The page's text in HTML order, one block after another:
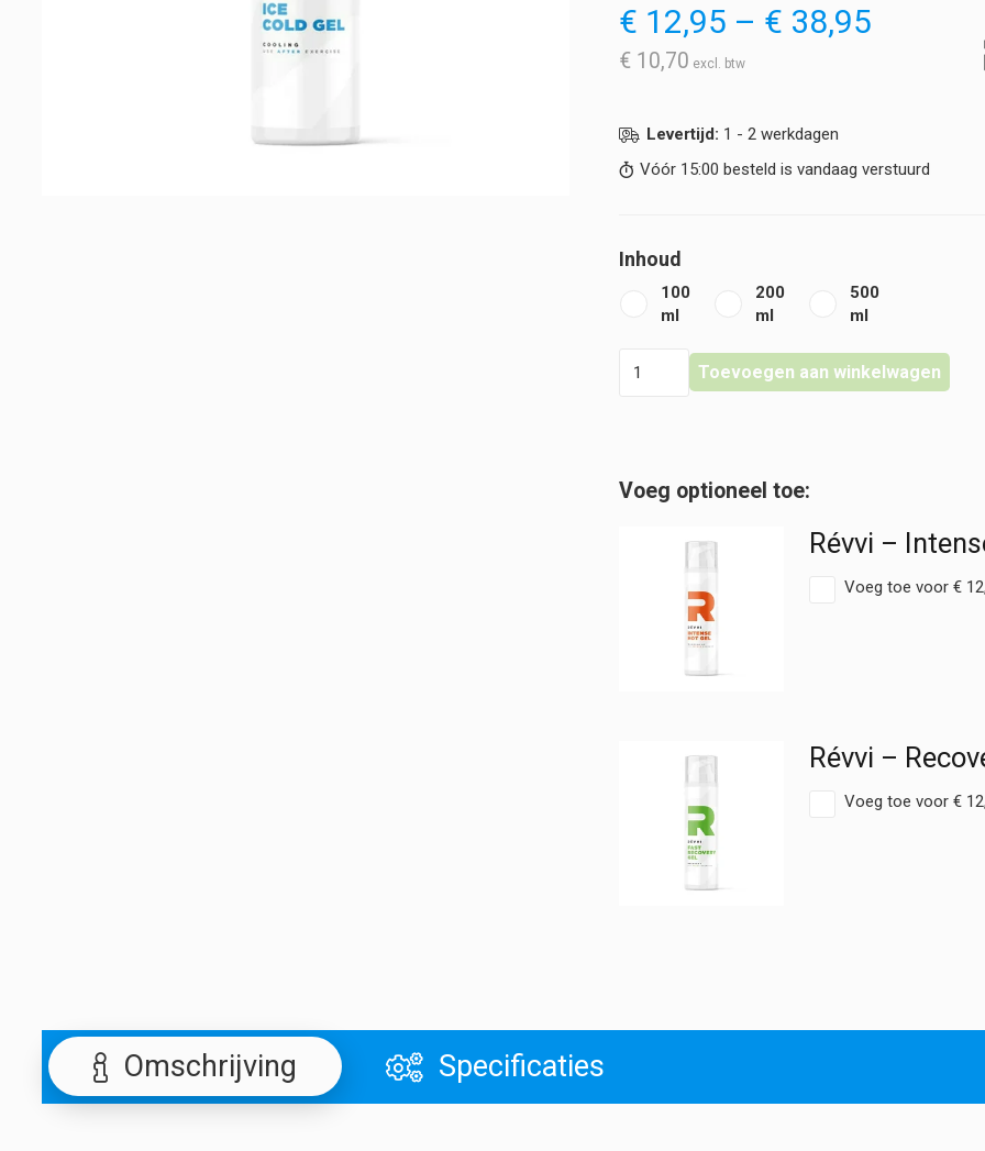
€ 12,95 – € 38,95
€ 10,70
Levertijd: 1 - 2 werkdagen
Vóór 15:00 besteld is vandaag verstuurd
Inhoud
100
ml
200
ml
500
ml
-
hoeveelheid
Toevoegen aan winkelwagen
Révvi –
Voeg toe voor €
Révvi –
Voeg toe voor €
Omschrijving Specificaties